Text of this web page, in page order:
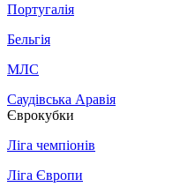
Португалія
Бельгія
МЛС
Саудівська Аравія
Єврокубки
Ліга чемпіонів
Ліга Європи